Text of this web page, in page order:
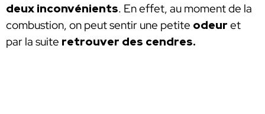
deux inconvénients. En effet, au moment de la
combustion, on peut sentir une petite odeur et
par la suite retrouver des cendres.